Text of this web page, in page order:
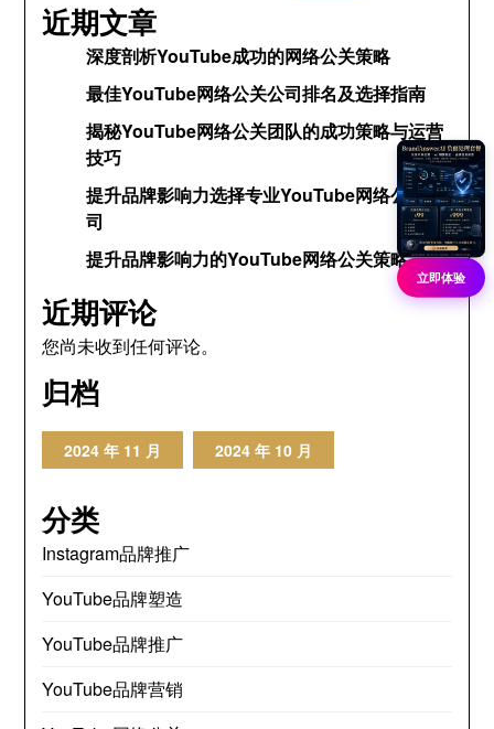
近期文章
深度剖析YouTube成功的网络公关策略
最佳YouTube网络公关公司排名及选择指南
揭秘YouTube网络公关团队的成功策略与运营
技巧
提升品牌影响力选择专业YouTube网络公关公
司
提升品牌影响力的YouTube网络公关策略
近期评论
您尚未收到任何评论。
归档
2024 年 11 月 2024 年 10 月
分类
Instagram品牌推广
YouTube品牌塑造
YouTube品牌推广
YouTube品牌营销
立即体验